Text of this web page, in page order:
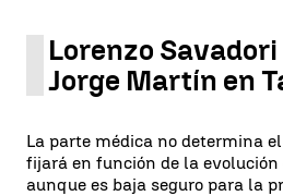
Lorenzo
Jorge Martín en
La parte médica no determina
fijará en función de la
aunque es baja seguro para la